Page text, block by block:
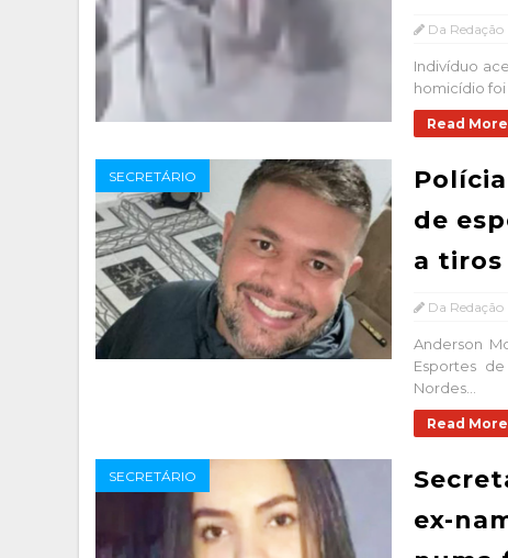
Da Redação
Indivíduo
homicídio foi
Read
SECRETÁRIO
de
a tiros
Da Redação
Anderson
Esportes
Nordes...
Read
SECRETÁRIO
ex-